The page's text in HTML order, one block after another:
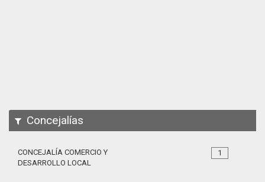
Concejalías
1
CONCEJALÍA COMERCIO Y
DESARROLLO LOCAL